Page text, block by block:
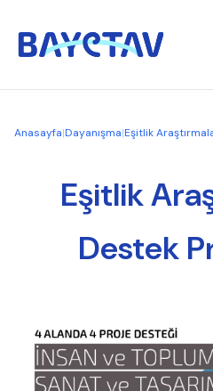
Anasayfa|Dayanışma|Eşitlik
Eşitlik
Destek